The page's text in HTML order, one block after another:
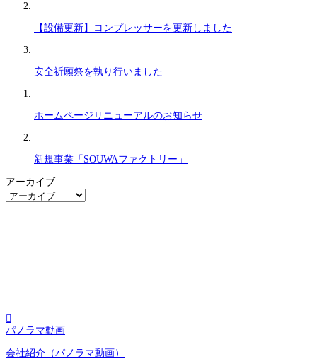
【設備更新】コンプレッサーを更新しました
安全祈願祭を執り行いました
ホームページリニューアルのお知らせ
新規事業「SOUWAファクトリー」
アーカイブ
ア

パノラマ動画
会社紹介（パノラマ動画）